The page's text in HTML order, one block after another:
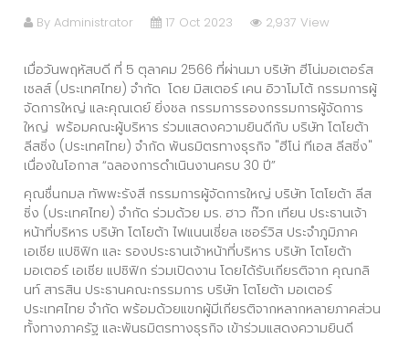
By Administrator 17 Oct 2023 2,937 View
เมื่อวันพฤหัสบดี ที่ 5 ตุลาคม 2566 ที่ผ่านมา บริษัท ฮีโน่มอเตอร์ส
เซลส์ (ประเทศไทย) จำกัด โดย มิสเตอร์ เคน อิวาโมโต้ กรรมการผู้
จัดการใหญ่ และคุณเดย์ ยิ่งชล กรรมการรองกรรมการผู้จัดการ
ใหญ่ พร้อมคณะผู้บริหาร ร่วมแสดงความยินดีกับ บริษัท โตโยต้า
ลีสซิ่ง (ประเทศไทย) จำกัด พันธมิตรทางธุรกิจ "ฮีโน่ ทีเอส ลีสซิ่ง"
เนื่องในโอกาส “ฉลองการดำเนินงานครบ 30 ปี”
คุณชื่นกมล ทัพพะรังสี กรรมการผู้จัดการใหญ่ บริษัท โตโยต้า ลีส
ซิ่ง (ประเทศไทย) จำกัด ร่วมด้วย มร. ฮาว ก๊วก เทียน ประธานเจ้า
หน้าที่บริหาร บริษัท โตโยต้า ไฟแนนเชี่ยล เซอร์วิส ประจำภูมิภาค
เอเชีย แปซิฟิก และ รองประธานเจ้าหน้าที่บริหาร บริษัท โตโยต้า
มอเตอร์ เอเชีย แปซิฟิก ร่วมเปิดงาน โดยได้รับเกียรติจาก คุณกลิ
นท์ สารสิน ประธานคณะกรรมการ บริษัท โตโยต้า มอเตอร์
ประเทศไทย จำกัด พร้อมด้วยแขกผู้มีเกียรติจากหลากหลายภาคส่วน
ทั้งทางภาครัฐ และพันธมิตรทางธุรกิจ เข้าร่วมแสดงความยินดี